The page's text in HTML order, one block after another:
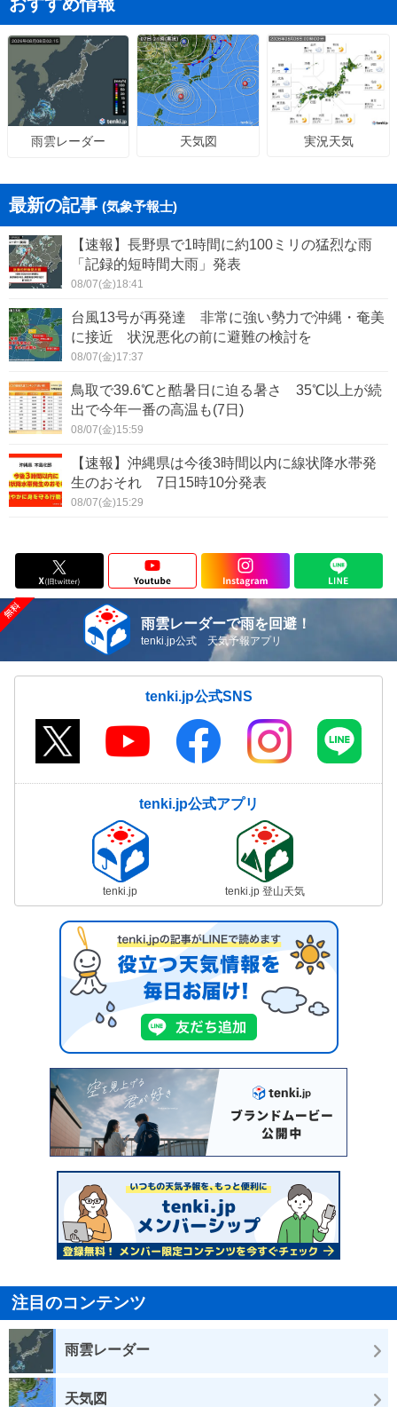
雨雲レーダー 天気図 実況天気
最新の記事 (気象予報士)
【速報】長野県で1時間に約100ミリの猛烈な雨
「記録的短時間大雨」発表
08/07(金)18:41
台風13号が再発達 非常に強い勢力で沖縄・奄美
に接近 状況悪化の前に避難の検討を
08/07(金)17:37
鳥取で39.6℃と酷暑日に迫る暑さ 35℃以上が続
出で今年一番の高温も(7日)
08/07(金)15:59
【速報】沖縄県は今後3時間以内に線状降水帯発
生のおそれ 7日15時10分発表
08/07(金)15:29
雨雲レーダーで雨を回避！
tenki.jp公式 天気予報アプリ
tenki.jp公式SNS
tenki.jp公式アプリ
tenki.jp tenki.jp 登山天気
注目のコンテンツ
雨雲レーダー
天気図